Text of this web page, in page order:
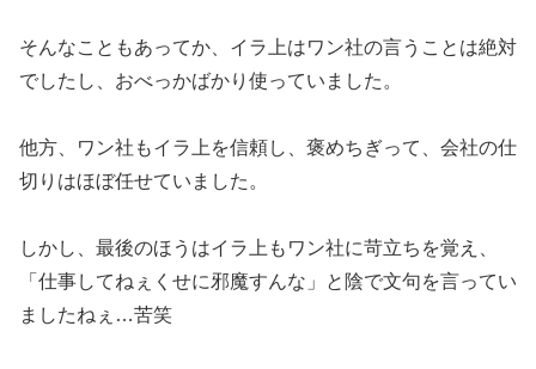
そんなこともあってか、イラ上はワン社の言うことは絶対
でしたし、おべっかばかり使っていました。
他方、ワン社もイラ上を信頼し、褒めちぎって、会社の仕
切りはほぼ任せていました。
しかし、最後のほうはイラ上もワン社に苛立ちを覚え、
「仕事してねぇくせに邪魔すんな」と陰で文句を言ってい
ましたねぇ…苦笑